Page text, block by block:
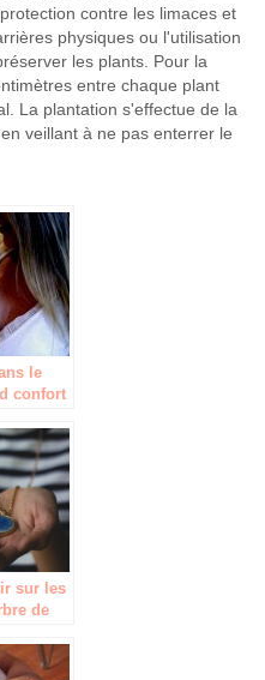
contre les limaces et
physiques ou l'utilisation
les plants. Pour la
entre chaque plant
La plantation s'effectue de la
veillant à ne pas enterrer le
le
confort
sur les
de